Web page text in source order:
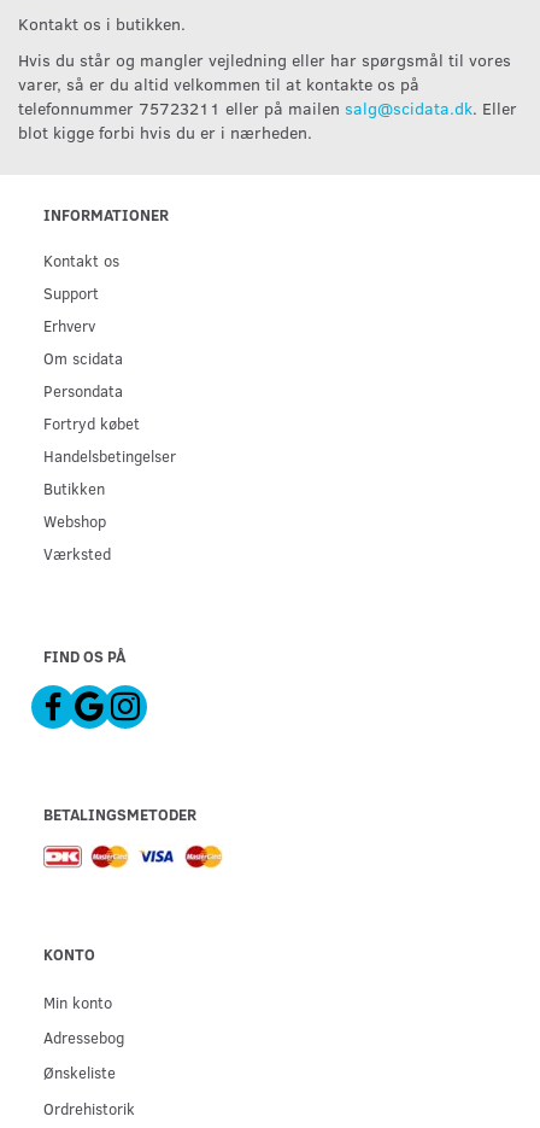
Kontakt os i butikken.
Hvis du står og mangler vejledning eller har spørgsmål til vores
varer, så er du altid velkommen til at kontakte os på
telefonnummer 75723211 eller på mailen salg@scidata.dk. Eller
blot kigge forbi hvis du er i nærheden.
INFORMATIONER
Kontakt os
Support
Erhverv
Om scidata
Persondata
Fortryd købet
Handelsbetingelser
Butikken
Webshop
Værksted
FIND OS PÅ
BETALINGSMETODER
KONTO
Min konto
Adressebog
Ønskeliste
Ordrehistorik